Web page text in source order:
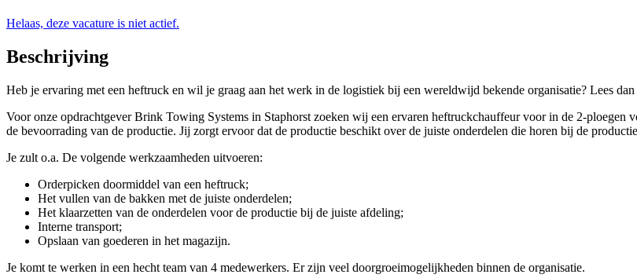
Helaas, deze vacature is niet actief.
Beschrijving
Heb je ervaring met een heftruck en wil je graag aan het werk in de logistiek bij een wereldwijd bekende organisatie? Lees dan
Voor onze opdrachtgever Brink Towing Systems in Staphorst zoeken wij een ervaren heftruckchauffeur voor in de 2-
de bevoorrading van de productie. Jij zorgt ervoor dat de productie beschikt over de juiste onderdelen die horen bij de
Je zult o.a. De volgende werkzaamheden uitvoeren:
Orderpicken doormiddel van een heftruck;
Het vullen van de bakken met de juiste onderdelen;
Het klaarzetten van de onderdelen voor de productie bij de juiste afdeling;
Interne transport;
Opslaan van goederen in het magazijn.
Je komt te werken in een hecht team van 4 medewerkers. Er zijn veel doorgroeimogelijkheden binnen de organisatie.